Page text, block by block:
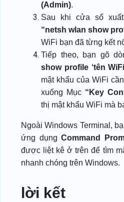
(Admin).
Sau khi cửa sổ
“netsh wlan show
WiFi bạn đã từng kết
Tiếp theo, bạn gõ
show profile ‘tên
mật khẩu của WiFi
xuống Mục “Key
thị mật khẩu WiFi mà
Ngoài Windows Terminal,
ứng dụngCommand
được liệt kê ở trên để tìm
nhanh chóng trên Windows.
lời kết